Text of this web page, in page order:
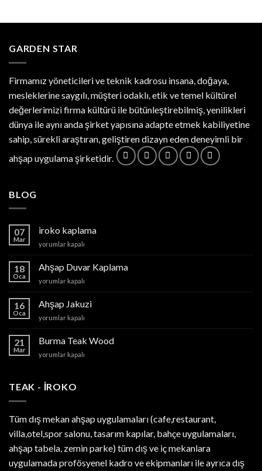
GARDEN STAR
Firmamız yöneticileri ve teknik kadrosu insana, doğaya,
mesleklerine saygılı, müşteri odaklı, etik ve temel kültürel
değerlerimizi firma kültürü ile bütünleştirebilmiş, yenilikleri
dünya ile aynı anda şirket yapısına adapte etmek kabiliyetine
sahip, sürekli araştıran, geliştiren dizayn eden deneyimli bir
ahşap uygulama şirketidir.
BLOG
07
Mar
iroko kaplama
iroko
için
yorumlar kapalı
18
Oca
Ahşap Duvar Kaplama
Ahşap
Kaplama
yorumlar kapalı
16
Oca
Ahşap Jakuzi
Ahşap
için
yorumlar kapalı
21
Mar
Burma Teak Wood
Burma
için
yorumlar kapalı
TEAK - IROKO
Tüm dış mekan ahşap uygulamaları (cafe,restaurant,
villa,otel,spor salonu, tasarım kapılar, bahçe uygulamaları,
ahşap tabela, zemin parke) tüm dış ve iç mekanlara
uygulamada profösyenel kadro ve ekipmanları ile ayrıca dış